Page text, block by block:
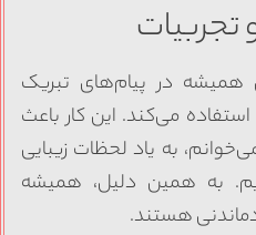
در پیام‌های تبریک
می‌کند. این کار باعث
به یاد لحظات زیبایی
به همین دلیل، همیشه
هستند.